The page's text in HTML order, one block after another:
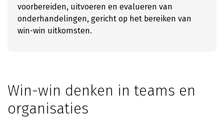
voorbereiden, uitvoeren en evalueren van
onderhandelingen, gericht op het bereiken van
win-win uitkomsten.
Win-win denken in teams en
organisaties